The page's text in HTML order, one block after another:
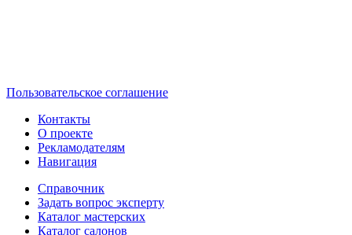
Пользовательское соглашение
Контакты
О проекте
Рекламодателям
Навигация
Справочник
Задать вопрос эксперту
Каталог мастерских
Каталог салонов